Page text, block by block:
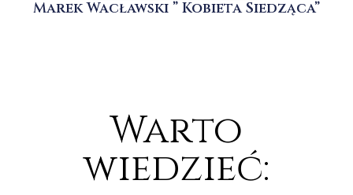
Marek Wacławski ” Kobieta Siedząca”
Warto
wiedzieć: